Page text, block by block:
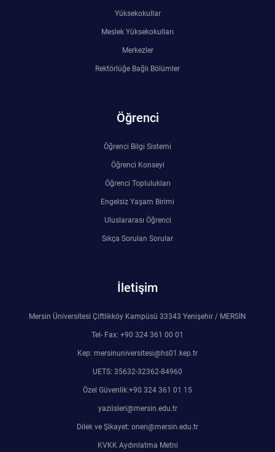
Yüksekokullar
Meslek Yüksekokulları
Merkezler
Rektörlüğe Bağlı Bölümler
Öğrenci
Öğrenci Bilgi Sistemi
Öğrenci Konseyi
Öğrenci Toplulukları
Engelsiz Yaşam Birimi
Uluslararası Öğrenci
Sıkça Sorulan Sorular
İletişim
Mersin Üniversitesi Çiftlikköy Kampüsü 33343 Yenişehir / MERSİN
Tel- Fax: +90 324 361 00 01
Kep: mersinuniversitesi@hs01.kep.tr
UETS: 35632-32362-84960
Özel Güvenlik:+90 324 361 01 15
yaziisleri@mersin.edu.tr
Dilek ve Şikayet: oneri@mersin.edu.tr
KVKK Aydınlatma Metni